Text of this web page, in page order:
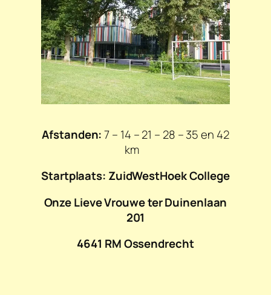
Afstanden:7 – 14 – 21 – 28 – 35 en 42
km
Startplaats: ZuidWestHoek College
Onze Lieve Vrouwe ter Duinenlaan
201
4641 RM Ossendrecht